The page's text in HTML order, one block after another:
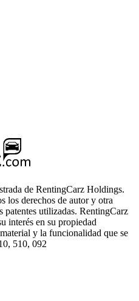
de RentingCarz Holdings.
los derechos de autor y otra
patentes utilizadas. RentingCarz
interés en su propiedad
y la funcionalidad que se
510, 092